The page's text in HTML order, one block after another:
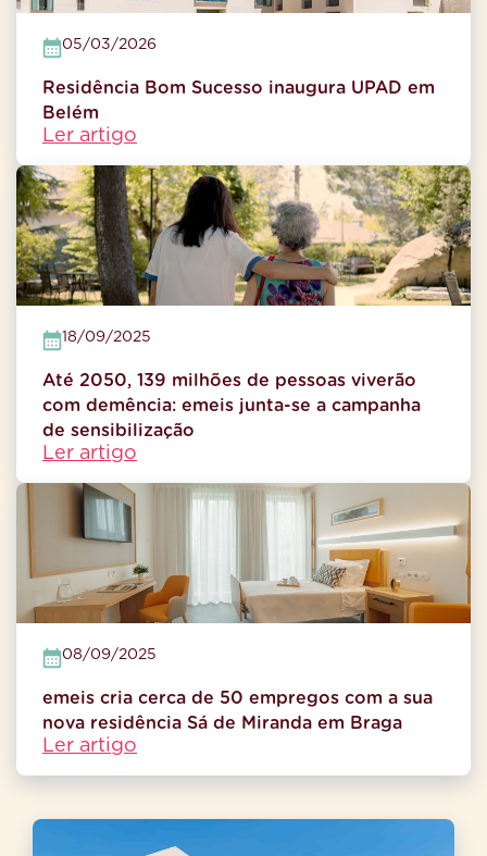
05/03/2026
Residência Bom Sucesso inaugura UPAD em
Belém
Ler artigo
18/09/2025
Até 2050, 139 milhões de pessoas viverão
com demência: emeis junta-se a campanha
de sensibilização
Ler artigo
08/09/2025
emeis cria cerca de 50 empregos com a sua
nova residência Sá de Miranda em Braga
Ler artigo